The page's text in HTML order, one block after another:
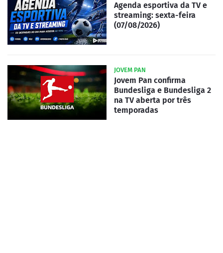
Agenda esportiva da TV e
streaming: sexta-feira
(07/08/2026)
JOVEM PAN
Jovem Pan confirma
Bundesliga e Bundesliga 2
na TV aberta por três
temporadas